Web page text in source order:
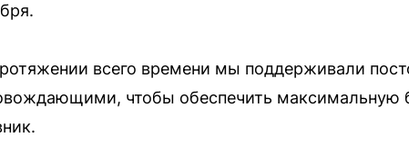
всего времени мы поддерживали
чтобы обеспечить максимальную